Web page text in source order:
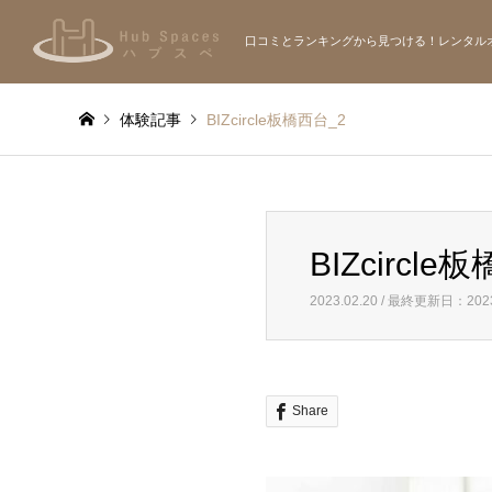
口コミとランキングから見つける！レンタル
体験記事 BIZcircle板橋西台_2
BIZcircle板
2023.02.20 / 最終更新日：
Share